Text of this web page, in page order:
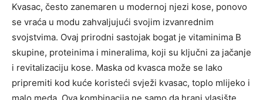
Kvasac, često zanemaren u modernoj njezi kose, ponovo
se vraća u modu zahvaljujući svojim izvanrednim
svojstvima. Ovaj prirodni sastojak bogat je vitaminima B
skupine, proteinima i mineralima, koji su ključni za jačanje
i revitalizaciju kose. Maska od kvasca može se lako
pripremiti kod kuće koristeći svježi kvasac, toplo mlijeko i
malo meda. Ova kombinacija ne samo da hrani vlasište,